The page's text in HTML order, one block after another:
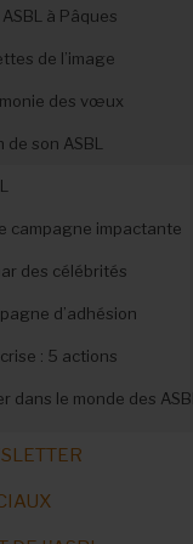
à Pâques
de l’image
des vœux
de vœux
de son ASBL
campagne impactante
des célébrités
?
d’adhésion
: 5 actions
dans le monde des
base